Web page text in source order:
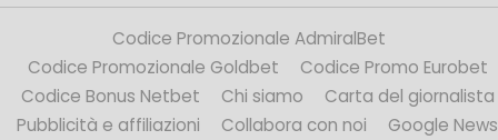
Codice Promozionale AdmiralBet
Codice Promozionale Goldbet
Codice Promo Eurobet
Codice Bonus Netbet
Chi siamo
Carta del giornalista
Pubblicità e affiliazioni
Collabora con noi
Google News